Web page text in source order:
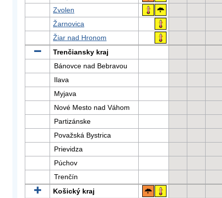
Zvolen
Žarnovica
Žiar nad Hronom
Trenčiansky kraj
Bánovce nad Bebravou
Ilava
Myjava
Nové Mesto nad Váhom
Partizánske
Považská Bystrica
Prievidza
Púchov
Trenčín
Košický kraj